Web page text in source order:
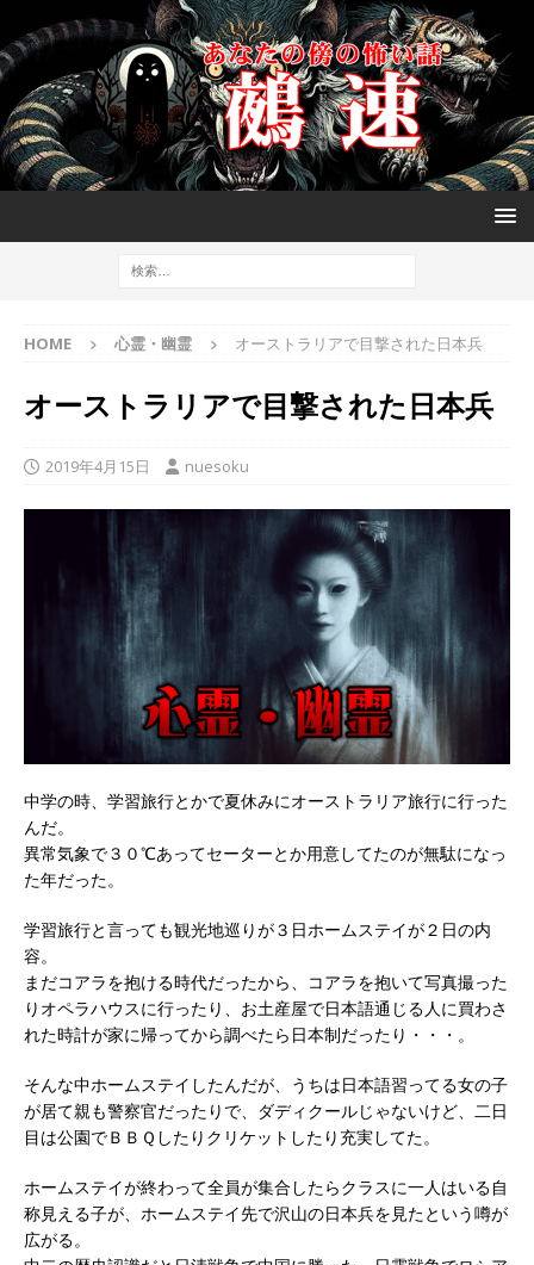
HOME 心霊・幽霊 オーストラリアで目撃された日本兵
オーストラリアで目撃された日本兵
2019年4月15日 nuesoku
中学の時、学習旅行とかで夏休みにオーストラリア旅行に行った
んだ。
異常気象で３０℃あってセーターとか用意してたのが無駄になっ
た年だった。
学習旅行と言っても観光地巡りが３日ホームステイが２日の内
容。
まだコアラを抱ける時代だったから、コアラを抱いて写真撮った
りオペラハウスに行ったり、お土産屋で日本語通じる人に買わさ
れた時計が家に帰ってから調べたら日本制だったり・・・。
そんな中ホームステイしたんだが、うちは日本語習ってる女の子
が居て親も警察官だったりで、ダディクールじゃないけど、二日
目は公園でＢＢＱしたりクリケットしたり充実してた。
ホームステイが終わって全員が集合したらクラスに一人はいる自
称見える子が、ホームステイ先で沢山の日本兵を見たという噂が
広がる。